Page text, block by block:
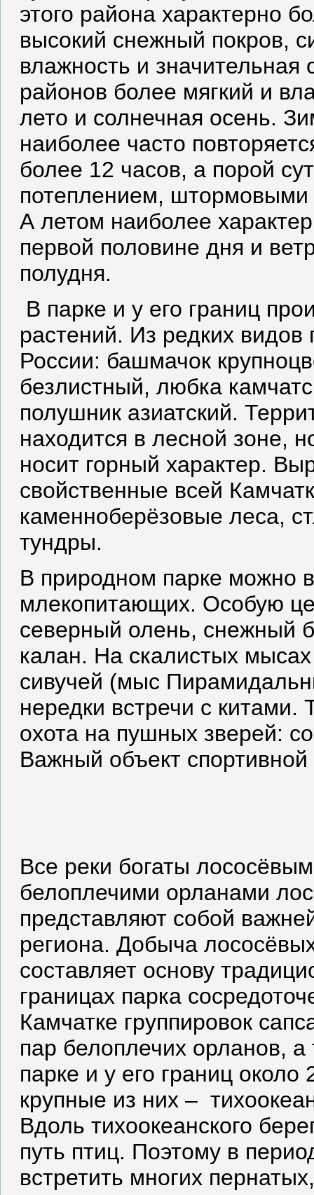
этого района характерно
высокий снежный покров,
влажность и
районов более мягкий и
лето и солнечная осень.
наиболее часто
более 12 часов, а порой
потеплением, штормовыми
А летом наиболее
первой половине дня и
полудня.
В парке и у его границ
растений. Из редких видов
России: башмачок
безлистный, любка
полушник азиатский.
находится в лесной зоне,
носит горный характер.
свойственные всей
каменноберёзовые леса,
тундры.
В природном парке можно
млекопитающих. Особую
северный олень, снежный
калан. На скалистых
сивучей (мыс
нередки встречи с китами.
охота на пушных зверей:
Важный объект
Все реки богаты
белоплечими орланами
представляют собой
региона. Добыча
составляет основу
границах парка
Камчатке группировок
пар белоплечих орланов,
парке и у его границ
крупные из них –
Вдоль тихоокеанского
путь птиц. Поэтому в
встретить многих